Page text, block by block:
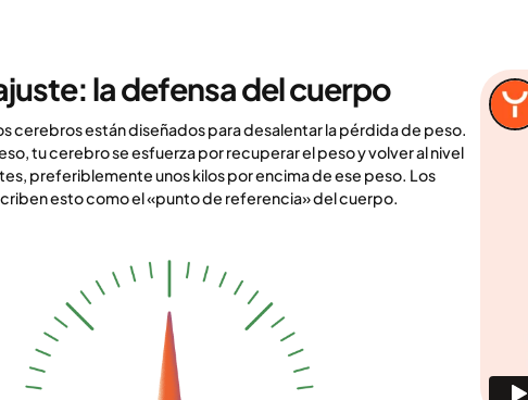
la defensa del cuerpo
cerebros están diseñados para desalentar la pérdida de peso.
tu cerebro se esfuerza por recuperar el peso y volver al nivel
preferiblemente unos kilos por encima de ese peso. Los
esto como el «punto de referencia» del cuerpo.